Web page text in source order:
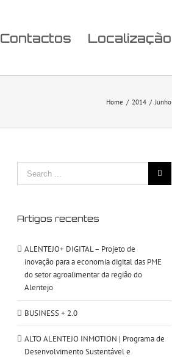
Contactos Localização
Home / 2014 / Junho
Artigos recentes
ALENTEJO+ DIGITAL – Projeto de
inovação para a economia digital das PME
do setor agroalimentar da região do
Alentejo
BUSINESS + 2.0
ALTO ALENTEJO INMOTION | Programa de
Desenvolvimento Sustentável e